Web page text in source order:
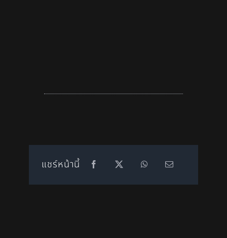
แชร์หน้านี้